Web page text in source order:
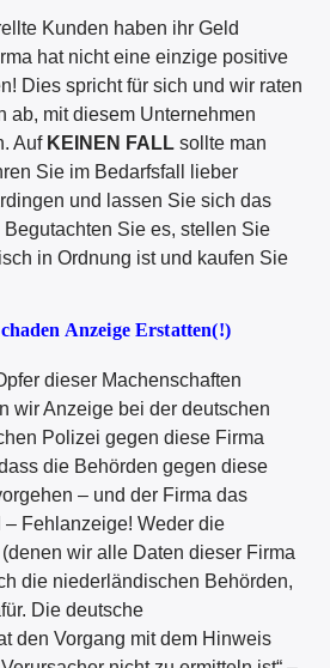
Kunden haben ihr Geld
hat nicht eine einzige positive
Dies spricht für sich und wir raten
ab, mit diesem Unternehmen
Auf KEINEN FALL sollte man
Sie im Bedarfsfall lieber
und lassen Sie sich das
Sie es, stellen Sie
in Ordnung ist und kaufen Sie
Anzeige Erstatten(!)
dieser Machenschaften
wir Anzeige bei der deutschen
Polizei gegen diese Firma
die Behörden gegen diese
– und der Firma das
Fehlanzeige! Weder die
wir alle Daten dieser Firma
die niederländischen Behörden,
Die deutsche
den Vorgang mit dem Hinweis